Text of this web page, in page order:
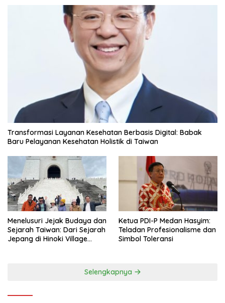
Transformasi Layanan Kesehatan Berbasis Digital: Babak
Baru Pelayanan Kesehatan Holistik di Taiwan
Menelusuri Jejak Budaya dan
Sejarah Taiwan: Dari Sejarah
Jepang di Hinoki Village
Ketua PDI-P Medan Hasyim:
Teladan Profesionalisme dan
Simbol Toleransi
Selengkapnya